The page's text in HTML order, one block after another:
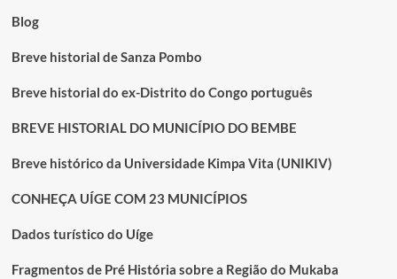
Blog
Breve historial de Sanza Pombo
Breve historial do ex-Distrito do Congo português
BREVE HISTORIAL DO MUNICÍPIO DO BEMBE
Breve histórico da Universidade Kimpa Vita (UNIKIV)
CONHEÇA UÍGE COM 23 MUNICÍPIOS
Dados turístico do Uíge
Fragmentos de Pré História sobre a Região do Mukaba